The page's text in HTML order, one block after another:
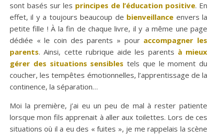
sont basés sur les principes de l’éducation positive. En
effet, il y a toujours beaucoup de bienveillance envers la
petite fille ! À la fin de chaque livre, il y a même une page
dédiée « le coin des parents » pour accompagner les
parents. Ainsi, cette rubrique aide les parents à mieux
gérer des situations sensibles tels que le moment du
coucher, les tempêtes émotionnelles, l’apprentissage de la
continence, la séparation…
Moi la première, j’ai eu un peu de mal à rester patiente
lorsque mon fils apprenait à aller aux toilettes. Lors de ces
situations où il a eu des « fuites », je me rappelais la scène